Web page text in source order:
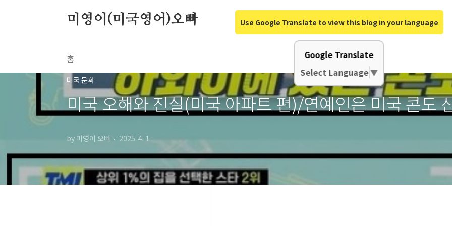
Use Google Translate to view this blog in your language
Google Translate
Select Language▼
미영이(미국영어)오빠
홈
미국 문화
미국 오해와 진실(미국 아파트 편)/연예인은 미국 콘도
by 미영이 오빠 2025. 4. 1.